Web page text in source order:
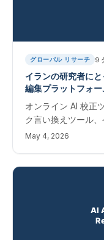
グローバル リサーチ 9
イランの研究者に
編集プラットフォー
オンライン AI 校正
ク言い換えツール
ナイザー。 Scopus
May 4, 2026